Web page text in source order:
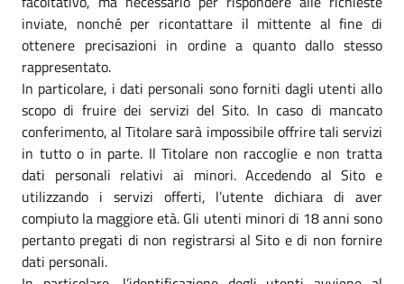
inviate, nonché per ricontattare il mittente al fine di
ottenere precisazioni in ordine a quanto dallo stesso
rappresentato.
In particolare, i dati personali sono forniti dagli utenti allo
scopo di fruire dei servizi del Sito. In caso di mancato
conferimento, al Titolare sarà impossibile offrire tali servizi
in tutto o in parte. Il Titolare non raccoglie e non tratta
dati personali relativi ai minori. Accedendo al Sito e
utilizzando i servizi offerti, l’utente dichiara di aver
compiuto la maggiore età. Gli utenti minori di 18 anni sono
pertanto pregati di non registrarsi al Sito e di non fornire
dati personali.